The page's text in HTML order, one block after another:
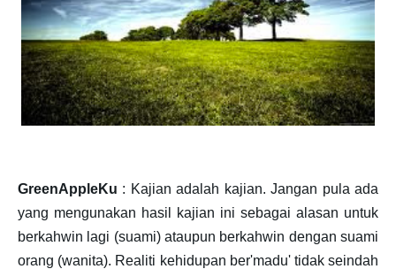
GreenAppleKu : Kajian adalah kajian. Jangan pula ada
yang mengunakan hasil kajian ini sebagai alasan untuk
berkahwin lagi (suami) ataupun berkahwin dengan suami
orang (wanita). Realiti kehidupan ber'madu' tidak seindah